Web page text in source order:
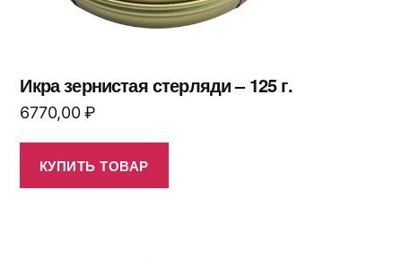
Икра зернистая стерляди – 125 г.
6770,00₽
КУПИТЬ ТОВАР